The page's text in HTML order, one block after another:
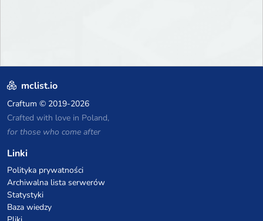
mclist.io
Craftum © 2019-2026
Crafted with love in Poland,
for those who come after
Linki
Polityka prywatności
Archiwalna lista serwerów
Statystyki
Baza wiedzy